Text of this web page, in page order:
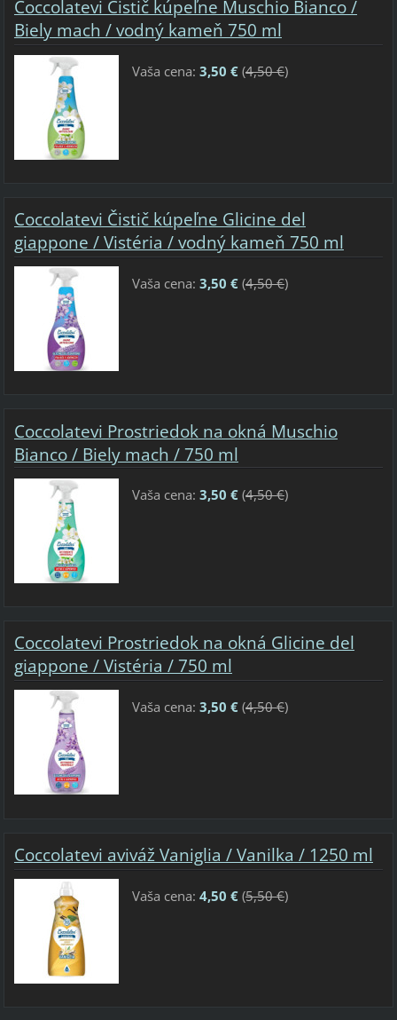
Coccolatevi Čistič kúpeľne Muschio Bianco /
Biely mach / vodný kameň 750 ml
Vaša cena: 3,50 €(4,50 €)
Coccolatevi Čistič kúpeľne Glicine del
giappone / Vistéria / vodný kameň 750 ml
Vaša cena: 3,50 €(4,50 €)
Coccolatevi Prostriedok na okná Muschio
Bianco / Biely mach / 750 ml
Vaša cena: 3,50 €(4,50 €)
Coccolatevi Prostriedok na okná Glicine del
giappone / Vistéria / 750 ml
Vaša cena: 3,50 €(4,50 €)
Coccolatevi aviváž Vaniglia / Vanilka / 1250 ml
Vaša cena: 4,50 €(5,50 €)